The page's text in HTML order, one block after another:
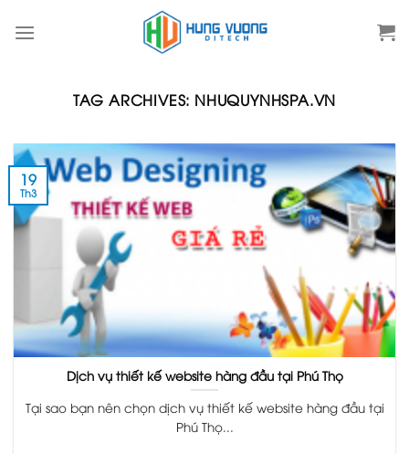
TAG ARCHIVES: NHUQUYNHSPA.VN
Dịch vụ thiết kế website hàng đầu tại Phú Thọ
Tại sao bạn nên chọn dịch vụ thiết kế website hàng đầu tại
Phú Thọ...
19
Th3